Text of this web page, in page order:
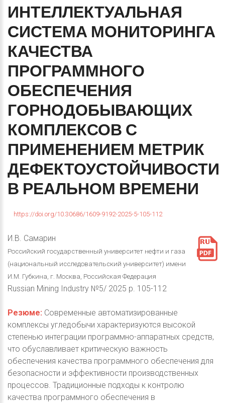
ИНТЕЛЛЕКТУАЛЬНАЯ
СИСТЕМА МОНИТОРИНГА
КАЧЕСТВА
ПРОГРАММНОГО
ОБЕСПЕЧЕНИЯ
ГОРНОДОБЫВАЮЩИХ
КОМПЛЕКСОВ С
ПРИМЕНЕНИЕМ МЕТРИК
ДЕФЕКТОУСТОЙЧИВОСТИ
В РЕАЛЬНОМ ВРЕМЕНИ
https://doi.org/10.30686/1609-9192-2025-5-105-112
И.В. Самарин
Российский государственный университет нефти и газа
(национальный исследовательский университет) имени
И.М. Губкина, г. Москва, Российская Федерация
Russian Mining Industry №5/ 2025 p. 105-112
Резюме: Современные автоматизированные
комплексы угледобычи характеризуются высокой
степенью интеграции программно-аппаратных средств,
что обуславливает критическую важность
обеспечения качества программного обеспечения для
безопасности и эффективности производственных
процессов. Традиционные подходы к контролю
качества программного обеспечения в